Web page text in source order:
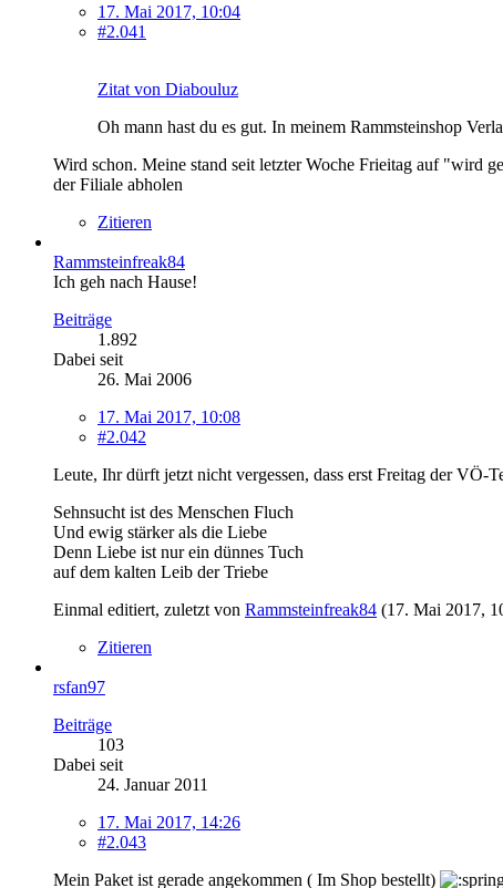
17. Mai 2017, 10:04
#2.041
Zitat von Diabouluz
Oh mann hast du es gut. In meinem Rammsteinshop
Wird schon. Meine stand seit letzter Woche Frieitag auf "wird
der Filiale abholen
Zitieren
Rammsteinfreak84
Ich geh nach Hause!
Beiträge
1.892
Dabei seit
26. Mai 2006
17. Mai 2017, 10:08
#2.042
Leute, Ihr dürft jetzt nicht vergessen, dass erst Freitag der VÖ-
Sehnsucht ist des Menschen Fluch
Und ewig stärker als die Liebe
Denn Liebe ist nur ein dünnes Tuch
auf dem kalten Leib der Triebe
Einmal editiert, zuletzt von Rammsteinfreak84 (17. Mai 2017,
Zitieren
rsfan97
Beiträge
103
Dabei seit
24. Januar 2011
17. Mai 2017, 14:26
#2.043
Mein Paket ist gerade angekommen ( Im Shop bestellt)